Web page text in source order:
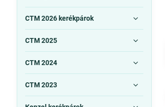
teljes
szövegben
CTM 2026 kerékpárok
CTM 2025
CTM 2024
CTM 2023